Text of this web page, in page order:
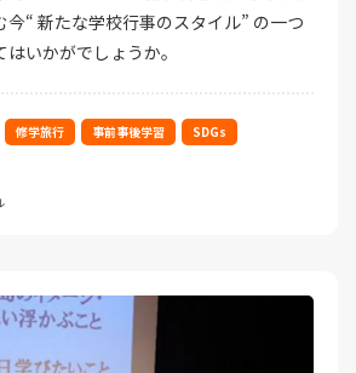
今“ 新たな学校行事のスタイル” の一つ
いかがでしょうか。
修学旅行 事前事後学習
SDGs